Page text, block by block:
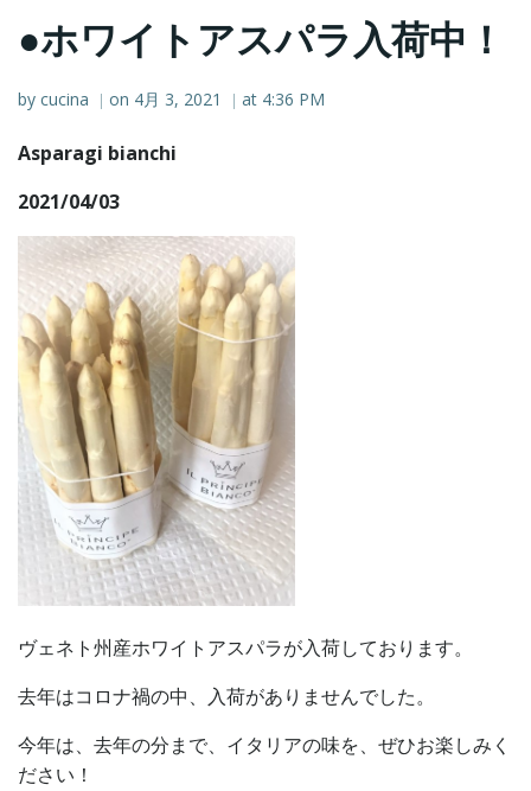
●ホワイトアスパラ入荷中！
by cucina | on 4月 3, 2021 | at 4:36 PM
Asparagi bianchi
2021/04/03
ヴェネト州産ホワイトアスパラが入荷しております。
去年はコロナ禍の中、入荷がありませんでした。
今年は、去年の分まで、イタリアの味を、ぜひお楽しみく
ださい！